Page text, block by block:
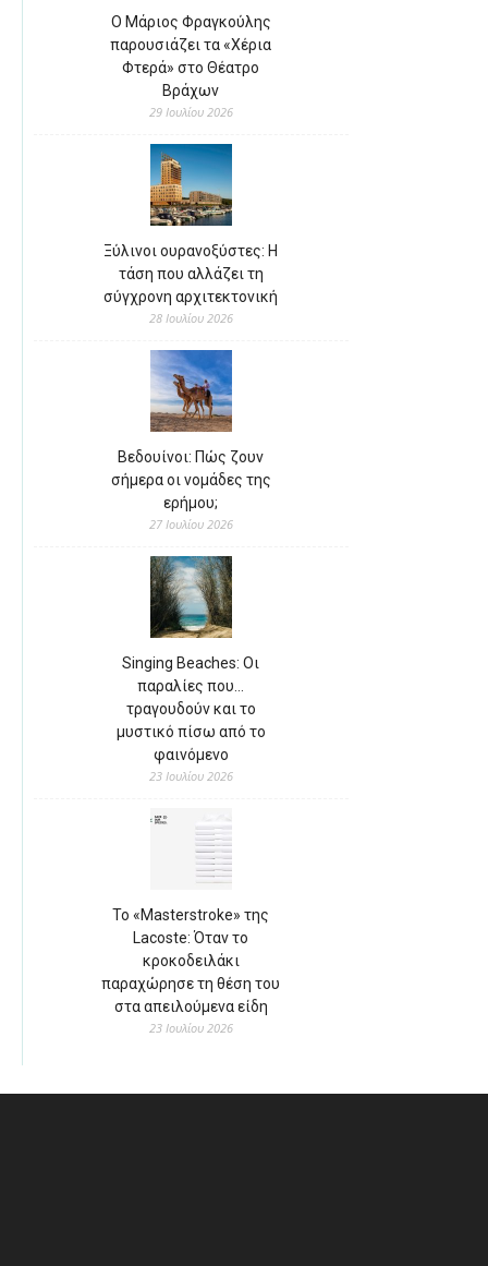
Ο Μάριος Φραγκούλης
παρουσιάζει τα «Χέρια
Φτερά» στο Θέατρο
Βράχων
29 Ιουλίου 2026
Ξύλινοι ουρανοξύστες: Η
τάση που αλλάζει τη
σύγχρονη αρχιτεκτονική
28 Ιουλίου 2026
Βεδουίνοι: Πώς ζουν
σήμερα οι νομάδες της
ερήμου;
27 Ιουλίου 2026
Singing Beaches: Οι
παραλίες που…
τραγουδούν και το
μυστικό πίσω από το
φαινόμενο
23 Ιουλίου 2026
Το «Masterstroke» της
Lacoste: Όταν το
κροκοδειλάκι
παραχώρησε τη θέση του
στα απειλούμενα είδη
23 Ιουλίου 2026